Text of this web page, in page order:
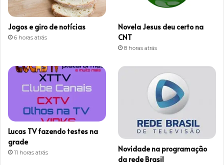
Jogos e giro de notícias
6 horas atrás
Novela Jesus deu certo na
CNT
8 horas atrás
Lucas TV fazendo testes na
grade
11 horas atrás
Novidade na programação
da rede Brasil